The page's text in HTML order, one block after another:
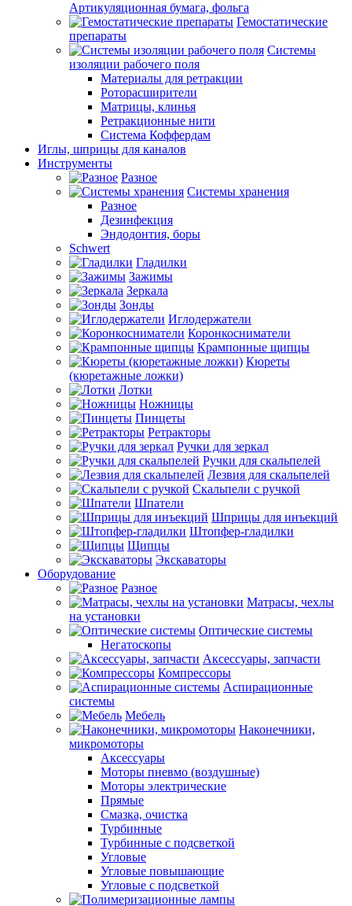
Артикуляционная бумага, фольга
Гемостатические
препараты
Системы
изоляции рабочего поля
Материалы для ретракции
Роторасширители
Матрицы, клинья
Ретракционные нити
Система Коффердам
Иглы, шприцы для каналов
Инструменты
Разное
Системы хранения
Разное
Дезинфекция
Эндодонтия, боры
Schwert
Гладилки
Зажимы
Зеркала
Зонды
Иглодержатели
Коронкосниматели
Крампонные щипцы
Кюреты
(кюретажные ложки)
Лотки
Ножницы
Пинцеты
Ретракторы
Ручки для зеркал
Ручки для скальпелей
Лезвия для скальпелей
Скальпели с ручкой
Шпатели
Шприцы для инъекций
Штопфер-гладилки
Щипцы
Экскаваторы
Оборудование
Разное
Матрасы, чехлы
на установки
Оптические системы
Негатоскопы
Аксессуары, запчасти
Компрессоры
Аспирационные
системы
Мебель
Наконечники,
микромоторы
Аксессуары
Моторы пневмо (воздушные)
Моторы электрические
Прямые
Смазка, очистка
Турбинные
Турбинные с подсветкой
Угловые
Угловые повышающие
Угловые с подсветкой